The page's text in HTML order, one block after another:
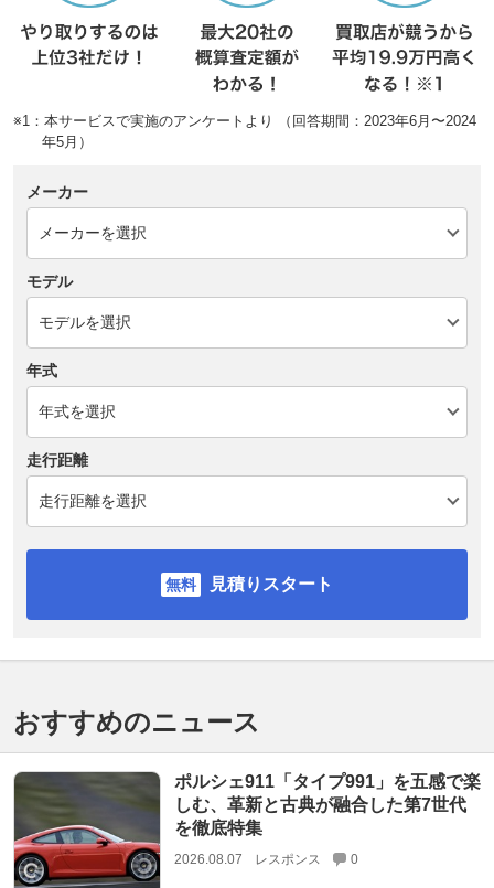
※1：本サービスで実施のアンケートより （回答期間：2023年6月〜2024
年5月）
メーカー
モデル
年式
走行距離
見積りスタート
おすすめのニュース
ポルシェ911「タイプ991」を五感で楽
しむ、革新と古典が融合した第7世代
を徹底特集
2026.08.07 レスポンス 0